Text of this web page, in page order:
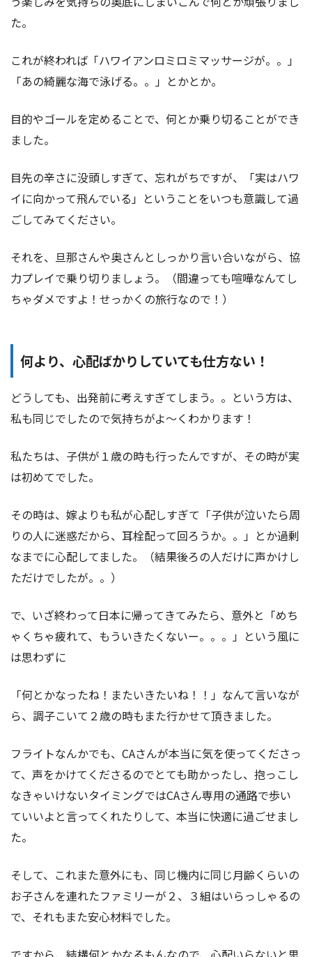
た。
これが終われば「ハワイアンロミロミマッサージが。。」
「あの綺麗な海で泳げる。。」とかとか。
目的やゴールを定めることで、何とか乗り切ることができ
ました。
目先の辛さに没頭しすぎて、忘れがちですが、「実はハワ
イに向かって飛んでいる」ということをいつも意識して過
ごしてみてください。
それを、旦那さんや奥さんとしっかり言い合いながら、協
力プレイで乗り切りましょう。（間違っても喧嘩なんてし
ちゃダメですよ！せっかくの旅行なので！）
何より、心配ばかりしていても仕方ない！
どうしても、出発前に考えすぎてしまう。。という方は、
私も同じでしたので気持ちがよ〜くわかります！
私たちは、子供が１歳の時も行ったんですが、その時が実
は初めてでした。
その時は、嫁よりも私が心配しすぎて「子供が泣いたら周
りの人に迷惑だから、耳栓配って回ろうか。。」とか過剰
なまでに心配してました。（結果後ろの人だけに声かけし
ただけでしたが。。）
で、いざ終わって日本に帰ってきてみたら、意外と「めち
ゃくちゃ疲れて、もういきたくないー。。。」という風に
は思わずに
「何とかなったね！またいきたいね！！」なんて言いなが
ら、調子こいて２歳の時もまた行かせて頂きました。
フライトなんかでも、CAさんが本当に気を使ってくださっ
て、声をかけてくださるのでとても助かったし、抱っこし
なきゃいけないタイミングではCAさん専用の通路で歩い
ていいよと言ってくれたりして、本当に快適に過ごせまし
た。
そして、これまた意外にも、同じ機内に同じ月齢くらいの
お子さんを連れたファミリーが２、３組はいらっしゃるの
で、それもまた安心材料でした。